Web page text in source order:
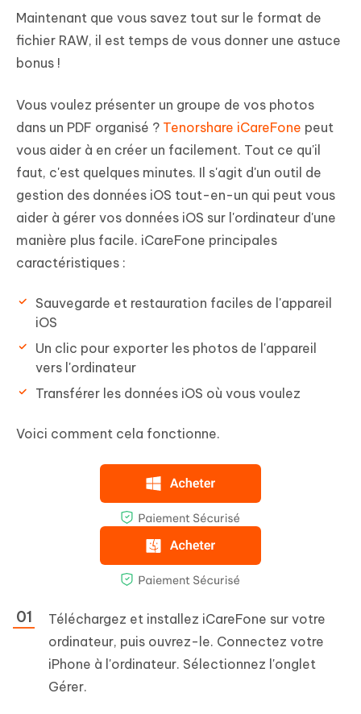
Maintenant que vous savez tout sur le format de
fichier RAW, il est temps de vous donner une astuce
bonus !
Vous voulez présenter un groupe de vos photos
dans un PDF organisé ? Tenorshare iCareFone peut
vous aider à en créer un facilement. Tout ce qu'il
faut, c'est quelques minutes. Il s'agit d'un outil de
gestion des données iOS tout-en-un qui peut vous
aider à gérer vos données iOS sur l'ordinateur d'une
manière plus facile. iCareFone principales
caractéristiques :
Sauvegarde et restauration faciles de l'appareil
iOS
Un clic pour exporter les photos de l'appareil
vers l'ordinateur
Transférer les données iOS où vous voulez
Voici comment cela fonctionne.
Téléchargez et installez iCareFone sur votre
ordinateur, puis ouvrez-le. Connectez votre
iPhone à l'ordinateur. Sélectionnez l'onglet
Gérer.